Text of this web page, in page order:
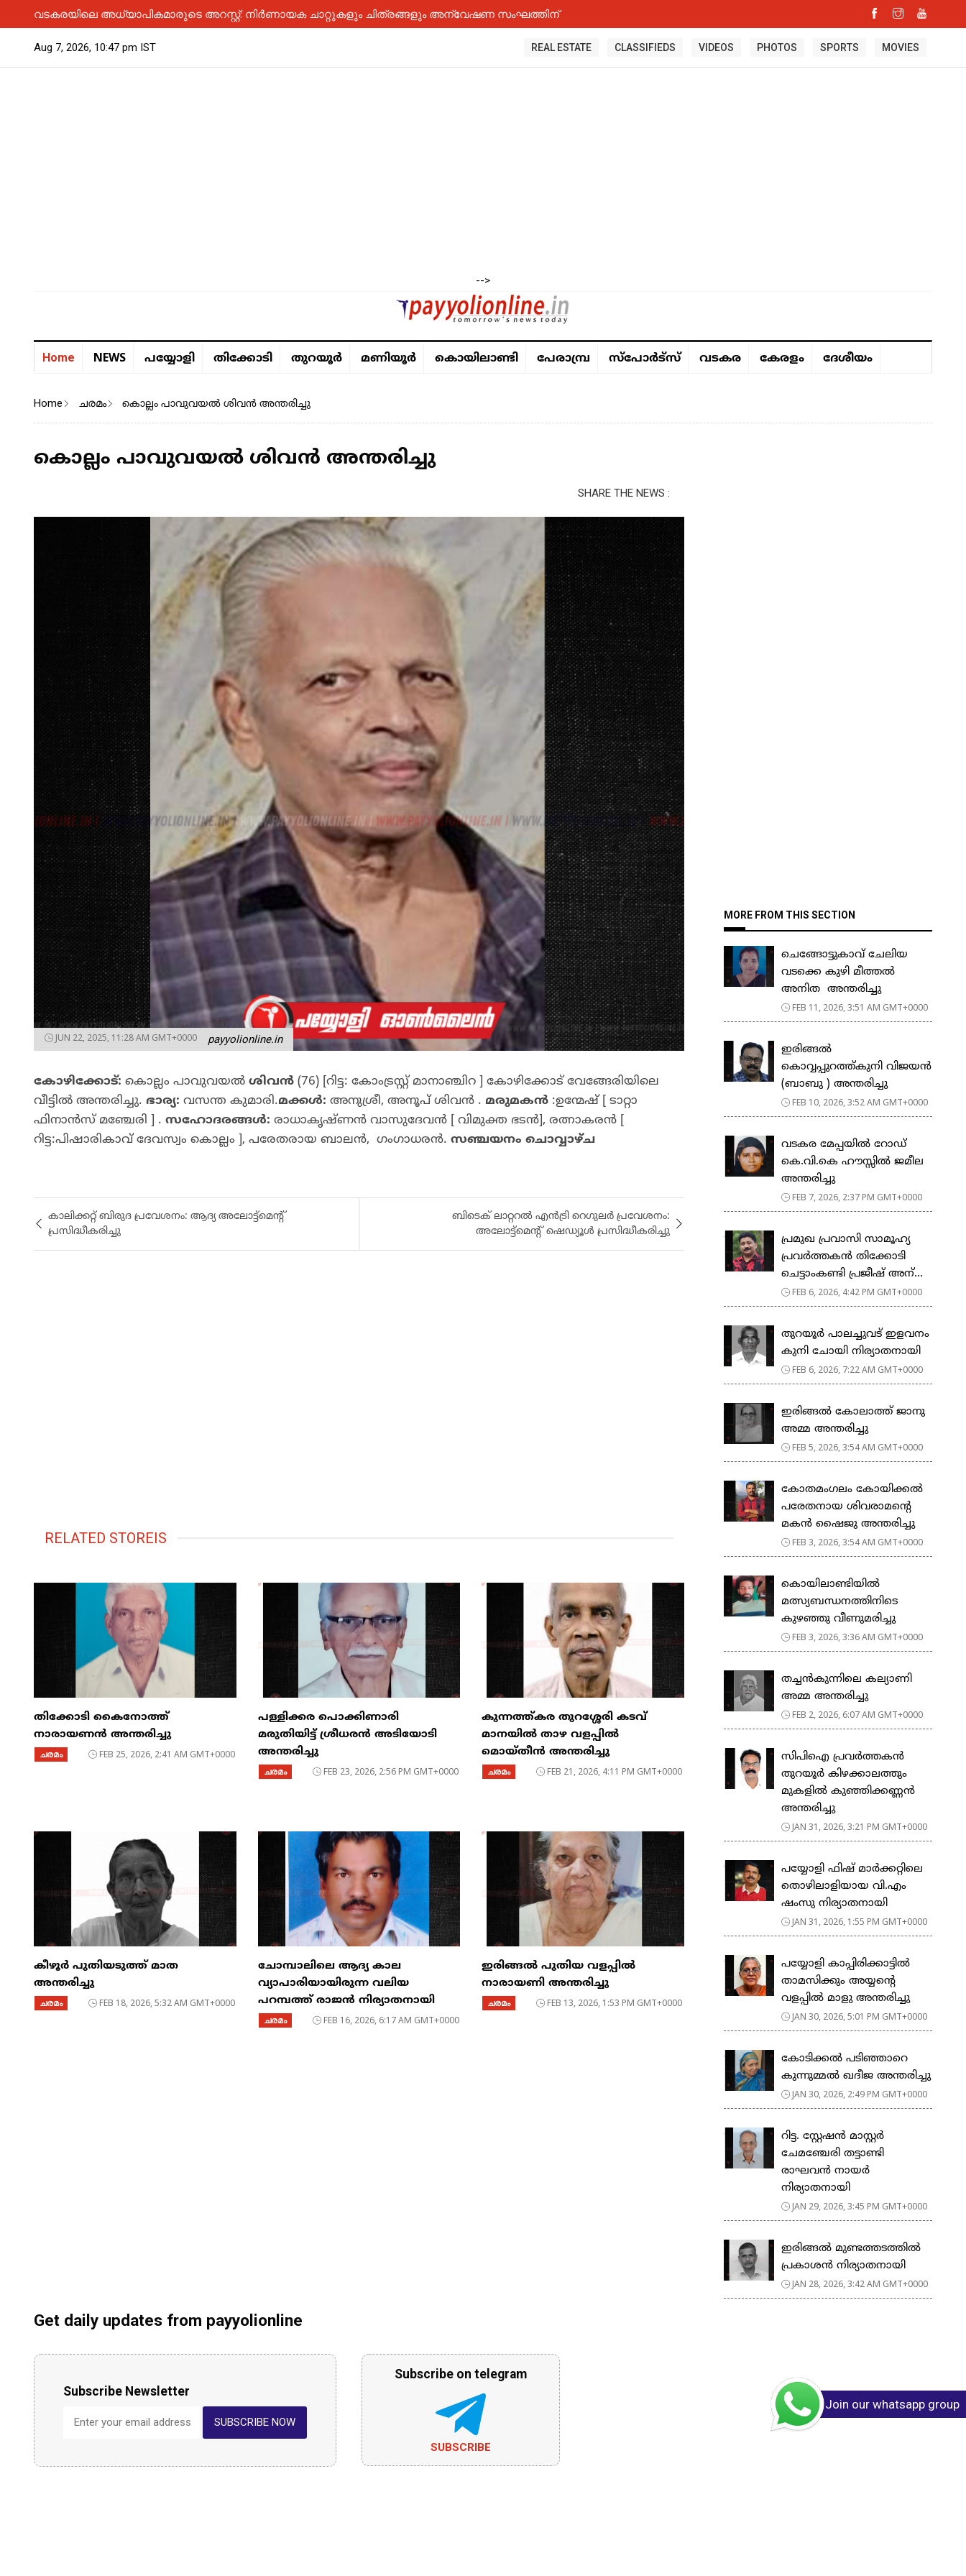
വടകരയിലെ അധ്യാപികമാരുടെ അറസ്റ്റ്: നിർണായക ചാറ്റുകളും ചിത്രങ്ങളും അന്വേഷണ സംഘത്തിന്
Aug 7, 2026, 10:47 pm IST REAL ESTATE CLASSIFIEDS VIDEOS PHOTOS SPORTS MOVIES
-->
Home NEWS പയ്യോളി തിക്കോടി തുറയൂര്‍ മണിയൂര്‍ കൊയിലാണ്ടി പേരാമ്പ്ര സ്പോർട്സ് വടകര കേരളം ദേശീയം
Home ചരമം കൊല്ലം പാവുവയൽ ശിവൻ അന്തരിച്ചു
കൊല്ലം പാവുവയൽ ശിവൻ അന്തരിച്ചു
SHARE THE NEWS :
JUN 22, 2025, 11:28 AM GMT+0000 payyolionline.in
കോഴിക്കോട്: കൊല്ലം പാവുവയൽ ശിവൻ (76) [റിട്ട: കോംട്രസ്റ്റ് മാനാഞ്ചിറ ] കോഴിക്കോട് വേങ്ങേരിയിലെ
വീട്ടിൽ അന്തരിച്ചു. ഭാര്യ: വസന്ത കുമാരി.മക്കൾ: അനുശ്രീ, അനൂപ് ശിവൻ . മരുമകൻ :ഉന്മേഷ് [ ടാറ്റാ
ഫിനാൻസ് മഞ്ചേരി ] . സഹോദരങ്ങൾ: രാധാകൃഷ്ണൻ വാസുദേവൻ [ വിമുക്ത ഭടൻ], രത്നാകരൻ [
റിട്ട:പിഷാരികാവ് ദേവസ്വം കൊല്ലം ], പരേതരായ ബാലൻ, ഗംഗാധരൻ. സഞ്ചയനം ചൊവ്വാഴ്ച
കാലിക്കറ്റ് ബിരുദ പ്രവേശനം: ആദ്യ അലോട്ട്മെന്റ്
പ്രസിദ്ധീകരിച്ചു
ബിടെക് ലാറ്ററൽ എൻട്രി റെഗുലർ പ്രവേശനം:
അലോട്ട്മെന്റ് ഷെഡ്യൂൾ പ്രസിദ്ധീകരിച്ചു
RELATED STOREIS
തിക്കോടി കൈനോത്ത്
നാരായണൻ അന്തരിച്ചു
ചരമം FEB 25, 2026, 2:41 AM GMT+0000
പള്ളിക്കര പൊക്കിണാരി
മരുതിയിട്ട് ശ്രീധരൻ അടിയോടി
അന്തരിച്ചു
ചരമം FEB 23, 2026, 2:56 PM GMT+0000
കുന്നത്ത്കര തുറശ്ശേരി കടവ്
മാനയിൽ താഴ വളപ്പിൽ
മൊയ്തീൻ അന്തരിച്ചു
ചരമം FEB 21, 2026, 4:11 PM GMT+0000
കീഴൂർ പുതിയടുത്ത് മാത
അന്തരിച്ചു
ചരമം FEB 18, 2026, 5:32 AM GMT+0000
ചോമ്പാലിലെ ആദ്യ കാല
വ്യാപാരിയായിരുന്ന വലിയ
പറമ്പത്ത് രാജൻ നിര്യാതനായി
ചരമം FEB 16, 2026, 6:17 AM GMT+0000
ഇരിങ്ങൽ പുതിയ വളപ്പിൽ
നാരായണി അന്തരിച്ചു
ചരമം FEB 13, 2026, 1:53 PM GMT+0000
Get daily updates from payyolionline
Subscribe Newsletter
SUBSCRIBE NOW
Subscribe on telegram
SUBSCRIBE
MORE FROM THIS SECTION
ചെങ്ങോട്ടുകാവ് ചേലിയ
വടക്കെ കുഴി മീത്തൽ
അനിത അന്തരിച്ചു
FEB 11, 2026, 3:51 AM GMT+0000
ഇരിങ്ങൽ
കൊവ്വപ്പുറത്ത്കുനി വിജയൻ
(ബാബു ) അന്തരിച്ചു
FEB 10, 2026, 3:52 AM GMT+0000
വടകര മേപ്പയിൽ റോഡ്
കെ.വി.കെ ഹൗസ്സിൽ ജമീല
അന്തരിച്ചു
FEB 7, 2026, 2:37 PM GMT+0000
പ്രമുഖ പ്രവാസി സാമൂഹ്യ
പ്രവർത്തകൻ തിക്കോടി
ചെട്ടാംകണ്ടി പ്രജീഷ് അന്...
FEB 6, 2026, 4:42 PM GMT+0000
തുറയൂർ പാലച്ചുവട് ഇളവനം
കുനി ചോയി നിര്യാതനായി
FEB 6, 2026, 7:22 AM GMT+0000
ഇരിങ്ങൽ കോലാത്ത് ജാനു
അമ്മ അന്തരിച്ചു
FEB 5, 2026, 3:54 AM GMT+0000
കോതമംഗലം കോയിക്കൽ
പരേതനായ ശിവരാമൻ്റെ
മകൻ ഷൈജു അന്തരിച്ചു
FEB 3, 2026, 3:54 AM GMT+0000
കൊയിലാണ്ടിയില്‍
മത്സ്യബന്ധനത്തിനിടെ
കുഴഞ്ഞു വീണുമരിച്ചു
FEB 3, 2026, 3:36 AM GMT+0000
തച്ചൻകുന്നിലെ കല്യാണി
അമ്മ അന്തരിച്ചു
FEB 2, 2026, 6:07 AM GMT+0000
സിപിഐ പ്രവർത്തകൻ
തുറയൂർ കിഴക്കാലത്തും
മുകളിൽ കുഞ്ഞിക്കണ്ണൻ
അന്തരിച്ചു
JAN 31, 2026, 3:21 PM GMT+0000
പയ്യോളി ഫിഷ് മാർക്കറ്റിലെ
തൊഴിലാളിയായ വി.എം
ഷംസു നിര്യാതനായി
JAN 31, 2026, 1:55 PM GMT+0000
പയ്യോളി കാപ്പിരിക്കാട്ടിൽ
താമസിക്കും അയ്യന്റെ
വളപ്പിൽ മാളു അന്തരിച്ചു
JAN 30, 2026, 5:01 PM GMT+0000
കോടിക്കൽ പടിഞ്ഞാറെ
കുന്നുമ്മൽ ഖദീജ അന്തരിച്ചു
JAN 30, 2026, 2:49 PM GMT+0000
റിട്ട. സ്റ്റേഷൻ മാസ്റ്റർ
ചേമഞ്ചേരി തട്ടാണ്ടി
രാഘവൻ നായർ
നിര്യാതനായി
JAN 29, 2026, 3:45 PM GMT+0000
ഇരിങ്ങൽ മുണ്ടത്തടത്തിൽ
പ്രകാശൻ നിര്യാതനായി
JAN 28, 2026, 3:42 AM GMT+0000
Join our whatsapp group